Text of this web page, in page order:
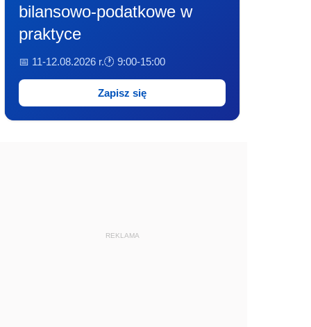
bilansowo-podatkowe w
praktyce
📅 11-12.08.2026 r.🕐 9:00-15:00
Zapisz się
REKLAMA